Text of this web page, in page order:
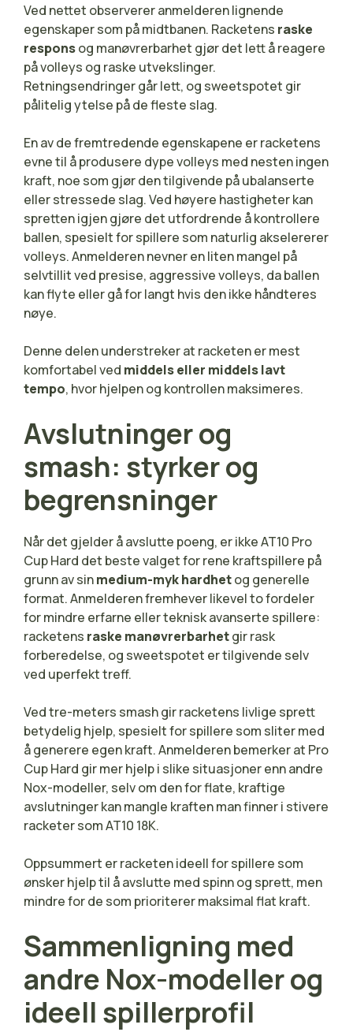
Ved nettet observerer anmelderen lignende
egenskaper som på midtbanen. Racketens raske
responsog manøvrerbarhet gjør det lett å reagere
på volleys og raske utvekslinger.
Retningsendringer går lett, og sweetspotet gir
pålitelig ytelse på de fleste slag.
En av de fremtredende egenskapene er racketens
evne til å produsere dype volleys med nesten ingen
kraft, noe som gjør den tilgivende på ubalanserte
eller stressede slag. Ved høyere hastigheter kan
spretten igjen gjøre det utfordrende å kontrollere
ballen, spesielt for spillere som naturlig akselererer
volleys. Anmelderen nevner en liten mangel på
selvtillit ved presise, aggressive volleys, da ballen
kan flyte eller gå for langt hvis den ikke håndteres
nøye.
Denne delen understreker at racketen er mest
komfortabel ved middels eller middels lavt
tempo, hvor hjelpen og kontrollen maksimeres.
Avslutninger og
smash: styrker og
begrensninger
Når det gjelder å avslutte poeng, er ikke AT10 Pro
Cup Hard det beste valget for rene kraftspillere på
grunn av sinmedium-myk hardhetog generelle
format. Anmelderen fremhever likevel to fordeler
for mindre erfarne eller teknisk avanserte spillere:
racketens raske manøvrerbarhetgir rask
forberedelse, og sweetspotet er tilgivende selv
ved uperfekt treff.
Ved tre-meters smash gir racketens livlige sprett
betydelig hjelp, spesielt for spillere som sliter med
å generere egen kraft. Anmelderen bemerker at Pro
Cup Hard gir mer hjelp i slike situasjoner enn andre
Nox-modeller, selv om den for flate, kraftige
avslutninger kan mangle kraften man finner i stivere
racketer som AT10 18K.
Oppsummert er racketen ideell for spillere som
ønsker hjelp til å avslutte med spinn og sprett, men
mindre for de som prioriterer maksimal flat kraft.
Sammenligning med
andre Nox-modeller og
ideell spillerprofil